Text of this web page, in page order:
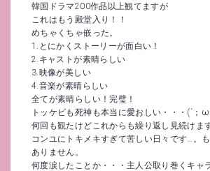
韓国ドラマ200作品以上観てますが
これはもう殿堂入り！！
めちゃくちゃ嵌った。
1.とにかくストーリーが面白い！
2.キャストが素晴らしい
3.映像が美しい
4.音楽が素晴らしい
全てが素晴らしい！完璧！
トッケビも死神も本当に愛おしい・・・(´；
何回も観たけどこれからも繰り返し見続けま
コンユにトキメキすぎて苦しい日々です…。
ありません。
何度涙したことか・・・主人公取り巻くキャ